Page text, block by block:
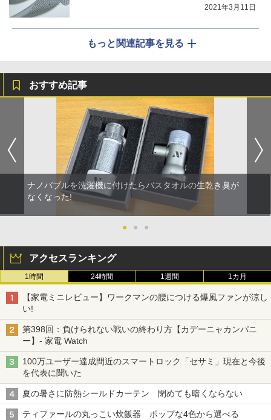
2021年3月11日
もっと関連記事を見る
おすすめ記事
ナノバブルを洗濯機に付けたらバスタオルの生乾き臭が
なくなった!
● ● ●
アクセスランキング
1時間 24時間 1週間 1カ月
【家電ミニレビュー】ワークマンの腰につける爆風ファンが涼し
い!
第398回：負けられない戦いの終わり方【カデーニャカンパニ
ー】- 家電 Watch
100万ユーザー達成間近のスマートロック「セサミ」現在と今後
を代表に聞いた
夏の暑さに防熱シールドカーテン 閉めても暗くならない
ティファールの丸っこい炊飯器 ポップな4色から選べる